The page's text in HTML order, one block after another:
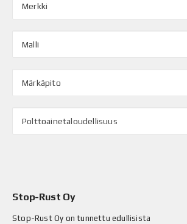
Merkki
Malli
Märkäpito
Polttoainetaloudellisuus
Stop-Rust Oy
Stop-Rust Oy on tunnettu edullisista